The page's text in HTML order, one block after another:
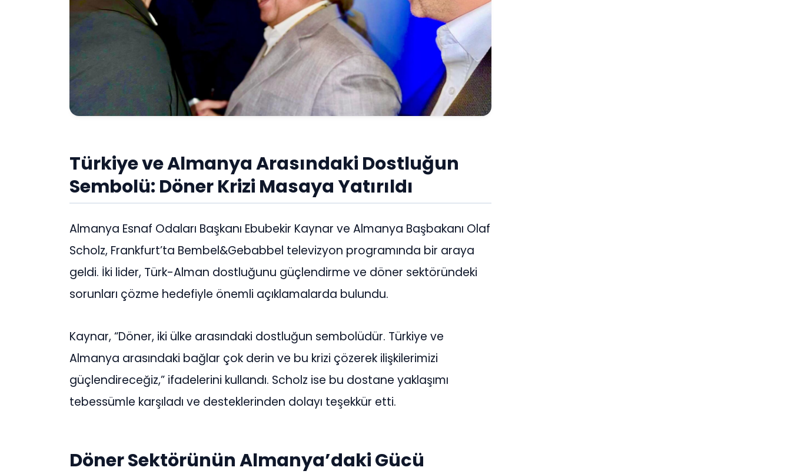
Türkiye ve Almanya Arasındaki Dostluğun
Sembolü: Döner Krizi Masaya Yatırıldı
Almanya Esnaf Odaları Başkanı Ebubekir Kaynar ve Almanya Başbakanı Olaf
Scholz, Frankfurt’ta Bembel&Gebabbel televizyon programında bir araya
geldi. İki lider, Türk-Alman dostluğunu güçlendirme ve döner sektöründeki
sorunları çözme hedefiyle önemli açıklamalarda bulundu.
Kaynar, “Döner, iki ülke arasındaki dostluğun sembolüdür. Türkiye ve
Almanya arasındaki bağlar çok derin ve bu krizi çözerek ilişkilerimizi
güçlendireceğiz,” ifadelerini kullandı. Scholz ise bu dostane yaklaşımı
tebessümle karşıladı ve desteklerinden dolayı teşekkür etti.
Döner Sektörünün Almanya’daki Gücü